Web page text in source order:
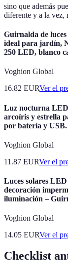
sino que además
diferente y a la vez,
Guirnalda de
ideal para jardín,
250 LED, blanco
Voghion Global
16.82 EURVer el
Luz nocturna LED
arcoíris y estrella
por batería y
Voghion Global
11.87 EURVer el
Luces solares
decoración
iluminación –
Voghion Global
14.05 EURVer el
Checklist